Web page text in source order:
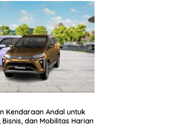
Kendaraan Andal untuk
dan Mobilitas Harian